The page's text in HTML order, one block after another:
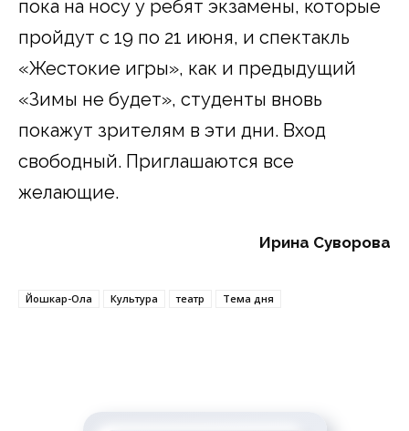
пока на носу у ребят экзамены, которые
пройдут с 19 по 21 июня, и спектакль
«Жестокие игры», как и предыдущий
«Зимы не будет», студенты вновь
покажут зрителям в эти дни. Вход
свободный. Приглашаются все
желающие.
Ирина Суворова
Йошкар-Ола Культура театр Тема дня